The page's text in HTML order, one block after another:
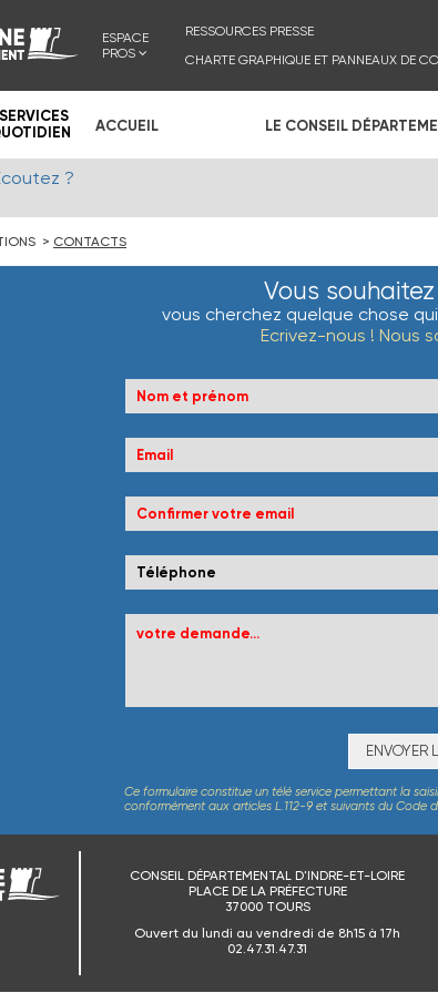
ESPACE
PROS
RESSOURCES PRESSE
CHARTE GRAPHIQUE ET PANNEAUX DE
ACCUEIL LE CONSEIL
?
CONTACTS
Vous
vous cherchez quelque chose
Ecrivez-nous ! Nous
ENVOYER
Ce formulaire constitue un télé service permettant la
conformément aux articles L.112-9 et suivants du Code
CONSEIL DÉPARTEMENTAL D'INDRE-ET-LOIRE
PLACE DE LA PRÉFECTURE
37000 TOURS
Ouvert du lundi au vendredi de 8h15 à 17h
02.47.31.47.31